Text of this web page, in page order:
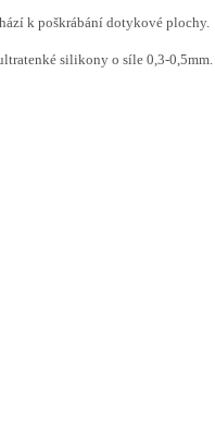
k poškrábání dotykové plochy.
silikony o síle 0,3-0,5mm.